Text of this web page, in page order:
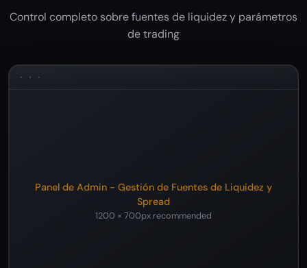
Control completo sobre fuentes de liquidez y parámetros
de trading
Panel de Admin - Gestión de Fuentes de Liquidez y
Spread
1200 × 700px recommended